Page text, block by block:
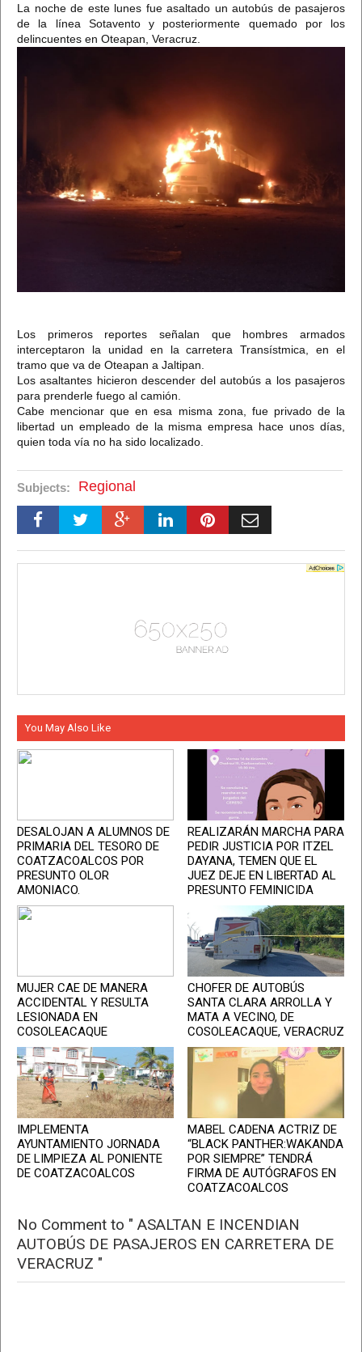
La noche de este lunes fue asaltado un autobús de pasajeros
de la línea Sotavento y posteriormente quemado por los
delincuentes en Oteapan, Veracruz.
Los primeros reportes señalan que hombres armados
interceptaron la unidad en la carretera Transístmica, en el
tramo que va de Oteapan a Jaltipan.
Los asaltantes hicieron descender del autobús a los pasajeros
para prenderle fuego al camión.
Cabe mencionar que en esa misma zona, fue privado de la
libertad un empleado de la misma empresa hace unos días,
quien toda vía no ha sido localizado.
Subjects: Regional
You May Also Like
DESALOJAN A ALUMNOS DE
PRIMARIA DEL TESORO DE
COATZACOALCOS POR
PRESUNTO OLOR
AMONIACO.
REALIZARÁN MARCHA PARA
PEDIR JUSTICIA POR ITZEL
DAYANA, TEMEN QUE EL
JUEZ DEJE EN LIBERTAD AL
PRESUNTO FEMINICIDA
MUJER CAE DE MANERA
ACCIDENTAL Y RESULTA
LESIONADA EN
COSOLEACAQUE
CHOFER DE AUTOBÚS
SANTA CLARA ARROLLA Y
MATA A VECINO, DE
COSOLEACAQUE, VERACRUZ
IMPLEMENTA
AYUNTAMIENTO JORNADA
DE LIMPIEZA AL PONIENTE
DE COATZACOALCOS
MABEL CADENA ACTRIZ DE
“BLACK PANTHER:WAKANDA
POR SIEMPRE” TENDRÁ
FIRMA DE AUTÓGRAFOS EN
COATZACOALCOS
No Comment to " ASALTAN E INCENDIAN
AUTOBÚS DE PASAJEROS EN CARRETERA DE
VERACRUZ "